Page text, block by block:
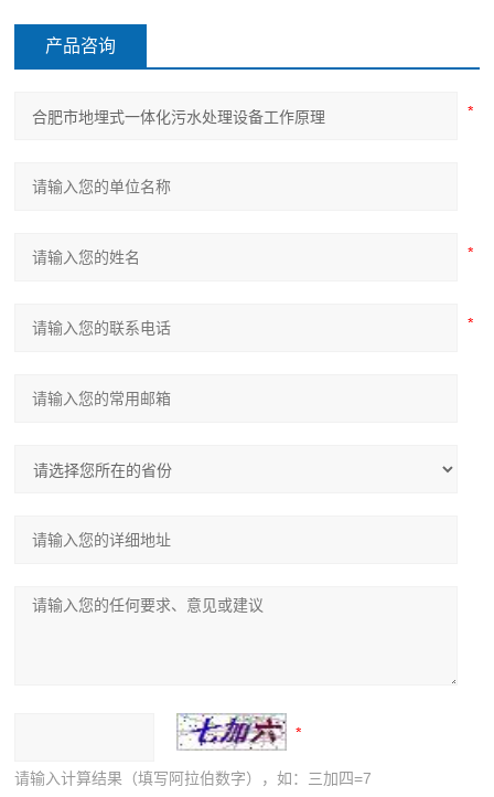
产品咨询
请输入计算结果（填写阿拉伯数字），如：三加四=7